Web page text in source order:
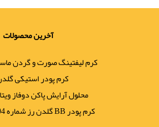
آخرین محصولات
کرم لیفتینگ صورت و گردن
کرم پودر استیکی
محلول آرایش پاکن دوفاز
کرم پودر BB گلدن رز شماره 04 حجم 30 ml